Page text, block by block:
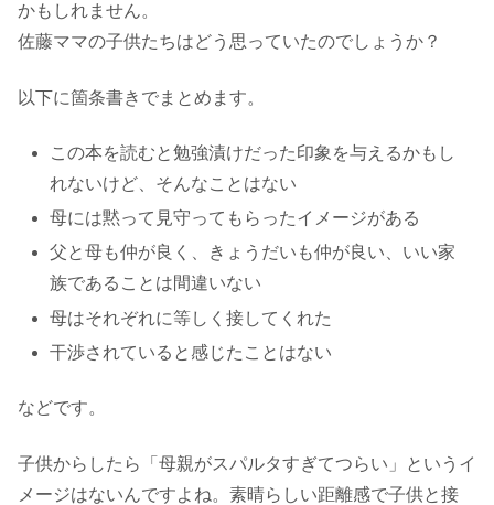
かもしれません。
佐藤ママの子供たちはどう思っていたのでしょうか？
以下に箇条書きでまとめます。
この本を読むと勉強漬けだった印象を与えるかもし
れないけど、そんなことはない
母には黙って見守ってもらったイメージがある
父と母も仲が良く、きょうだいも仲が良い、いい家
族であることは間違いない
母はそれぞれに等しく接してくれた
干渉されていると感じたことはない
などです。
子供からしたら「母親がスパルタすぎてつらい」というイ
メージはないんですよね。素晴らしい距離感で子供と接